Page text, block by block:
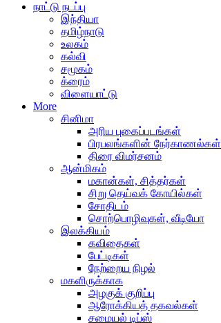
நாட்டு நடப்பு
இந்தியா
தமிழ்நாடு
உலகம்
கல்வி
சமூகம்
க்ரைம்
விளையாட்டு
More
சினிமா
அரிய புகைப்படங்கள்
பிரபலங்களின் நேர்காணல்கள்
திரை விமர்சனம்
ஆன்மிகம்
மகான்கள், சித்தர்கள்
சிறு தெய்வக் கோயில்கள்
சோதிடம்
சொற்பொழிவுகள், வீடியோ
இலக்கியம்
கவிதைகள்
பேட்டிகள்
நேற்றைய நிழல்
மகளிருக்காக
அழகுக் குறிப்பு
ஆரோக்கியத் தகவல்கள்
சமையல் டிப்ஸ்